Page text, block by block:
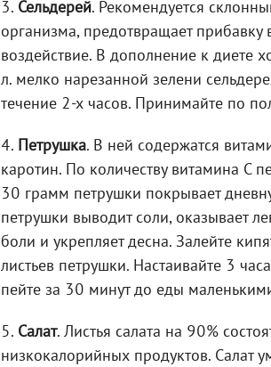
3. Сельдерей. Рекомендуется
организма, предотвращает прибавку
воздействие. В дополнение к диете
л. мелко нарезанной зелени
течение 2-х часов. Принимайте по
4. Петрушка. В ней содержатся
каротин. По количеству витамина С
30 грамм петрушки покрывает
петрушки выводит соли, оказывает
боли и укрепляет десна. Залейте
листьев петрушки. Настаивайте 3
пейте за 30 минут до еды
5. Салат. Листья салата на 90%
низкокалорийных продуктов. Салат